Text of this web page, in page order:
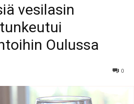
vesilasin
Oulussa
0